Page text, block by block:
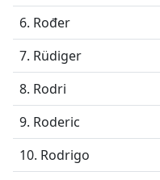
6. Rođer
7. Rüdiger
8. Rodri
9. Roderic
10. Rodrigo